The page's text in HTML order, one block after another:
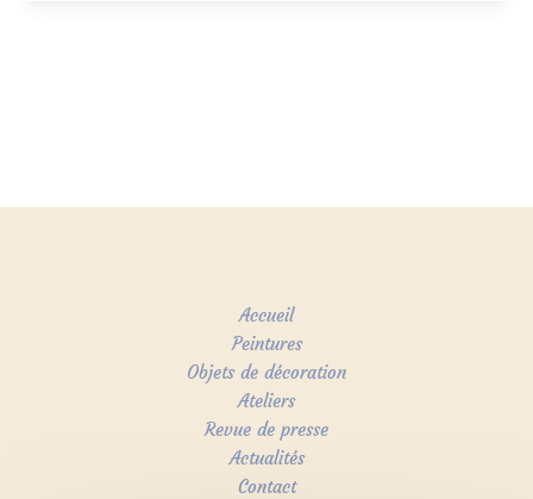
Accueil
Peintures
Objets de décoration
Ateliers
Revue de presse
Actualités
Contact